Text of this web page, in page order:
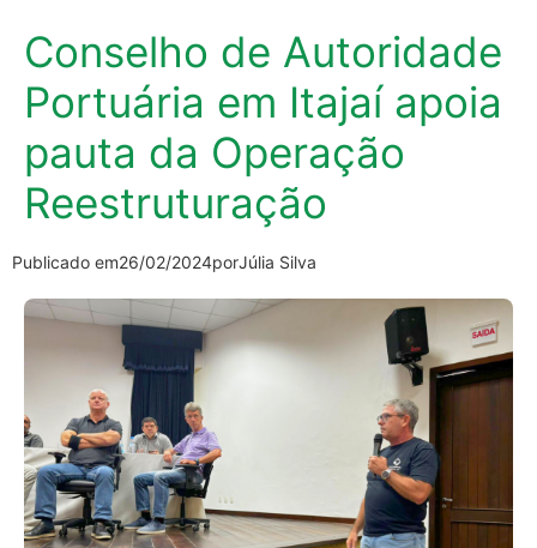
Conselho de Autoridade
Portuária em Itajaí apoia
pauta da Operação
Reestruturação
Publicado em26/02/2024porJúlia Silva